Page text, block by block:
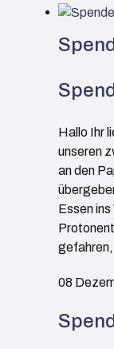
Hallo Ihr
unseren
an den
Essen
gefahren,
08